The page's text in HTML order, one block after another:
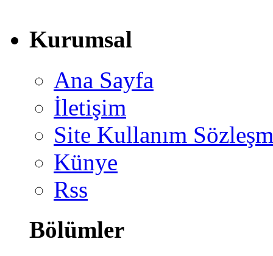
Kurumsal
Ana Sayfa
İletişim
Site Kullanım
Künye
Rss
Bölümler